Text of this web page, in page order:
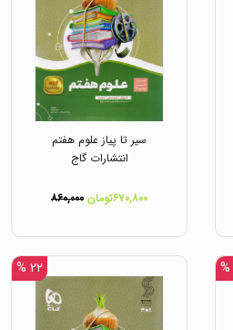
سیر تا پیاز علوم هفتم
انتشارات گاج
۶۷۰,۸۰۰تومان ۸۶۰,۰۰۰
۲۲ %